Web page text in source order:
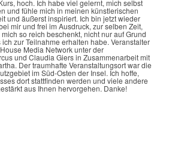
hoch. Ich habe viel gelernt, mich selbst
und fühle mich in meinen künstlerischen
und äußerst inspiriert. Ich bin jetzt wieder
mir und frei im Ausdruck, zur selben Zeit,
so reich beschenkt, nicht nur auf Grund
zur Teilnahme erhalten habe. Veranstalter
Media Network unter der
und Claudia Giers in Zusammenarbeit mit
Der traumhafte Veranstaltungsort war die
im Süd-Osten der Insel. Ich hoffe,
dort stattfinden werden und viele andere
aus Ihnen hervorgehen. Danke!